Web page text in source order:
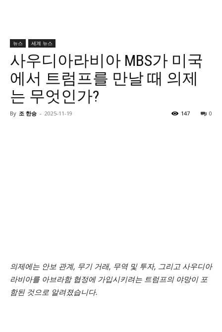
뉴스 세계 뉴스
사우디아라비아 MBS가 미국
에서 트럼프를 만날 때 의제
는 무엇인가?
By 조 한승 - 2025-11-19 0
147
의제에는 안보 관계, 무기 거래, 무역 및 투자, 그리고 사우디아
라비아를 아브라함 협정에 가입시키려는 트럼프의 야망이 포
함된 것으로 알려졌습니다.